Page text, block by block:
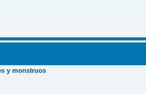
y monstruos